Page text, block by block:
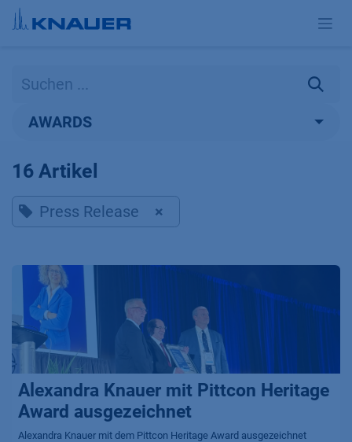
Zum Inhalt springen
AWARDS
16 Artikel
Press Release ×
Alexandra Knauer mit Pittcon Heritage
Award ausgezeichnet
Alexandra Knauer mit dem Pittcon Heritage Award ausgezeichnet